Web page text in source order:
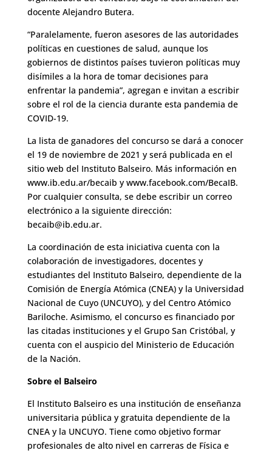
docente Alejandro Butera.
“Paralelamente, fueron asesores de las autoridades
políticas en cuestiones de salud, aunque los
gobiernos de distintos países tuvieron políticas muy
disímiles a la hora de tomar decisiones para
enfrentar la pandemia”, agregan e invitan a escribir
sobre el rol de la ciencia durante esta pandemia de
COVID-19.
La lista de ganadores del concurso se dará a conocer
el 19 de noviembre de 2021 y será publicada en el
sitio web del Instituto Balseiro. Más información en
www.ib.edu.ar/becaib y www.facebook.com/BecaIB.
Por cualquier consulta, se debe escribir un correo
electrónico a la siguiente dirección:
becaib@ib.edu.ar.
La coordinación de esta iniciativa cuenta con la
colaboración de investigadores, docentes y
estudiantes del Instituto Balseiro, dependiente de la
Comisión de Energía Atómica (CNEA) y la Universidad
Nacional de Cuyo (UNCUYO), y del Centro Atómico
Bariloche. Asimismo, el concurso es financiado por
las citadas instituciones y el Grupo San Cristóbal, y
cuenta con el auspicio del Ministerio de Educación
de la Nación.
Sobre el Balseiro
El Instituto Balseiro es una institución de enseñanza
universitaria pública y gratuita dependiente de la
CNEA y la UNCUYO. Tiene como objetivo formar
profesionales de alto nivel en carreras de Física e